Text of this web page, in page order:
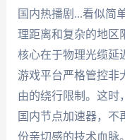
国内热播剧...看似简
理距离和复杂的地区
核心在于物理光缆延
游戏平台严格管控非
由的绕行限制。这时
国内节点加速器，不
份亲切感的技术血脉。